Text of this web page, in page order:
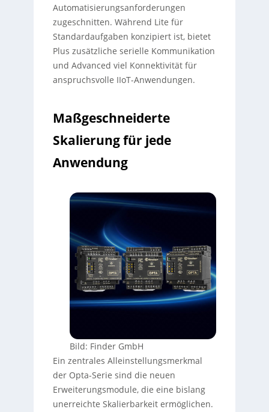
Automatisierungsanforderungen
zugeschnitten. Während Lite für
Standardaufgaben konzipiert ist, bietet
Plus zusätzliche serielle Kommunikation
und Advanced viel Konnektivität für
anspruchsvolle IIoT-Anwendungen.
Maßgeschneiderte
Skalierung für jede
Anwendung
Bild: Finder GmbH
Ein zentrales Alleinstellungsmerkmal
der Opta-Serie sind die neuen
Erweiterungsmodule, die eine bislang
unerreichte Skalierbarkeit ermöglichen.